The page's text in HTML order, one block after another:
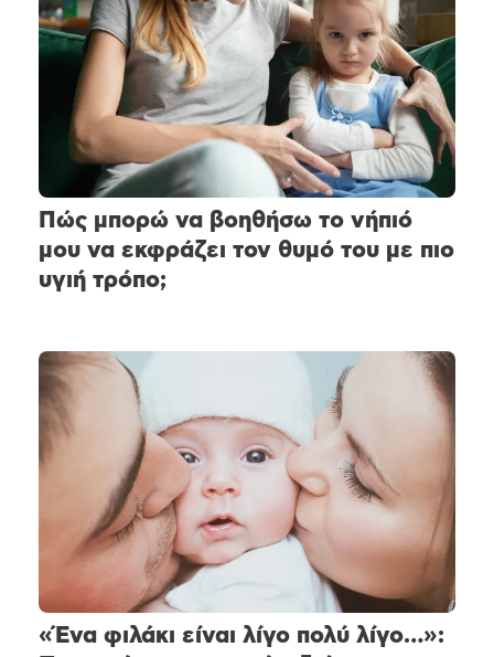
Πώς μπορώ να βοηθήσω το νήπιό
μου να εκφράζει τον θυμό του με πιο
υγιή τρόπο;
«Ένα φιλάκι είναι λίγο πολύ λίγο…»: